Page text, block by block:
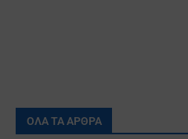
ΟΛΑ ΤΑ ΑΡΘΡΑ